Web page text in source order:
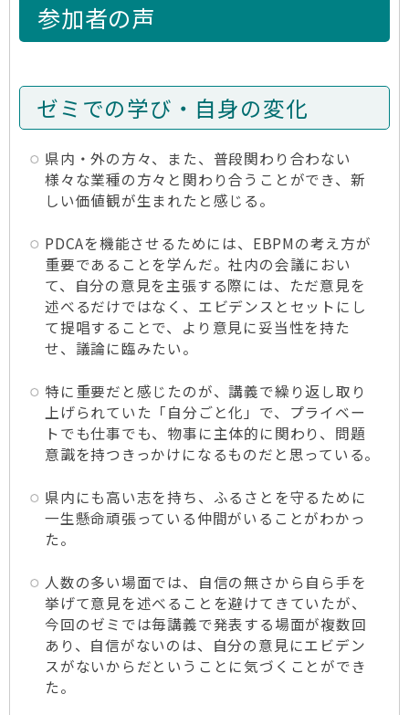
参加者の声
ゼミでの学び・自身の変化
県内・外の方々、また、普段関わり合わない
様々な業種の方々と関わり合うことができ、新
しい価値観が生まれたと感じる。
PDCAを機能させるためには、EBPMの考え方が
重要であることを学んだ。社内の会議におい
て、自分の意見を主張する際には、ただ意見を
述べるだけではなく、エビデンスとセットにし
て提唱することで、より意見に妥当性を持た
せ、議論に臨みたい。
特に重要だと感じたのが、講義で繰り返し取り
上げられていた「自分ごと化」で、プライベー
トでも仕事でも、物事に主体的に関わり、問題
意識を持つきっかけになるものだと思っている。
県内にも高い志を持ち、ふるさとを守るために
一生懸命頑張っている仲間がいることがわかっ
た。
人数の多い場面では、自信の無さから自ら手を
挙げて意見を述べることを避けてきていたが、
今回のゼミでは毎講義で発表する場面が複数回
あり、自信がないのは、自分の意見にエビデン
スがないからだということに気づくことができ
た。